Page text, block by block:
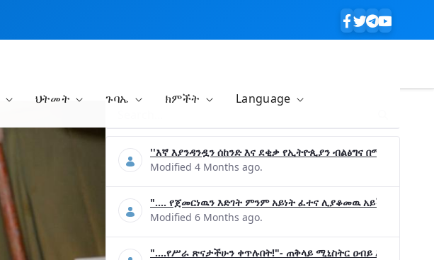
ህትመት ጉባኤ ክምችት Language
''እኛ እያንዳንዷን ሰከንድ እና ደቂቃ የኢትዮጲያን ብልፅግና በሚያረጋግጡ
Modified 4 Months ago.
".... የጀመርነዉን እድገት ምንም አይነት ፈተና ሊያቆመዉ አይችልም"-
Modified 6 Months ago.
"....የሥራ ጽናታችሁን ቀጥሉበት!"- ጠቅላይ ሚኒስትር ዐብይ አሕመድ (ዶ/ር)